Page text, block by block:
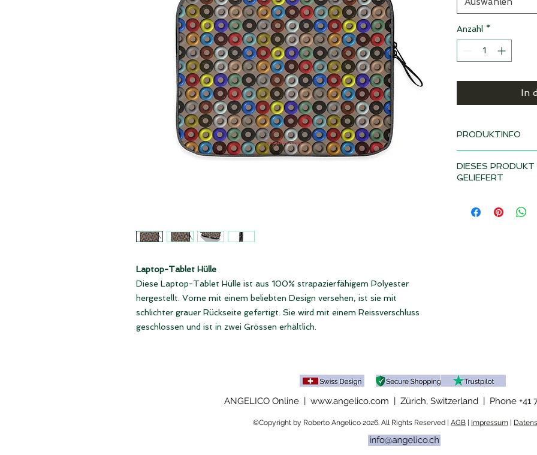
Laptop-Tablet Hülle
Diese Laptop-Tablet Hülle ist aus 100% strapazierfähigem Polyester
hergestellt. Vorne mit einem beliebten Design versehen, ist sie mit
schlichter grauer Rückseite gefertigt. Sie wird mit einem Reissverschluss
geschlossen und ist in zwei Grössen erhältlich.
Anzahl *
In
PRODUKTINFO
Lieferzeit 4-6
• Reissverschluss
• Geschmeidiges
DIESES PRODUKT
GELIEFERT
in Deinem Land für
ANGELICO Online | www.angelico.com | Zürich, Switzerland | Phone +41
©Copyright by Roberto Angelico 2026. All Rights Reserved | AGB Impressum